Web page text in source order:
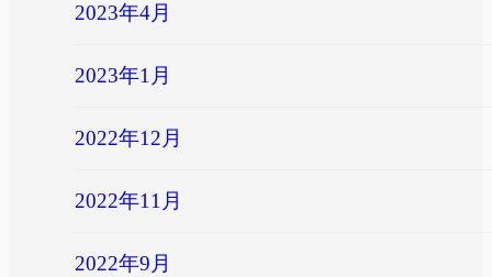
2023年4月
2023年1月
2022年12月
2022年11月
2022年9月